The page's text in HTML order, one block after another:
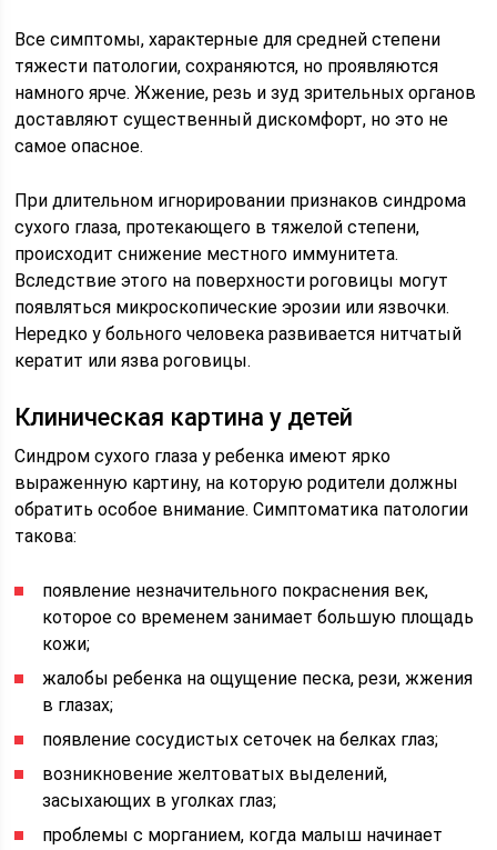
Все симптомы, характерные для средней степени
тяжести патологии, сохраняются, но проявляются
намного ярче. Жжение, резь и зуд зрительных органов
доставляют существенный дискомфорт, но это не
самое опасное.
При длительном игнорировании признаков синдрома
сухого глаза, протекающего в тяжелой степени,
происходит снижение местного иммунитета.
Вследствие этого на поверхности роговицы могут
появляться микроскопические эрозии или язвочки.
Нередко у больного человека развивается нитчатый
кератит или язва роговицы.
Клиническая картина у детей
Синдром сухого глаза у ребенка имеют ярко
выраженную картину, на которую родители должны
обратить особое внимание. Симптоматика патологии
такова:
появление незначительного покраснения век,
которое со временем занимает большую площадь
кожи;
жалобы ребенка на ощущение песка, рези, жжения
в глазах;
появление сосудистых сеточек на белках глаз;
возникновение желтоватых выделений,
засыхающих в уголках глаз;
проблемы с морганием, когда малыш начинает